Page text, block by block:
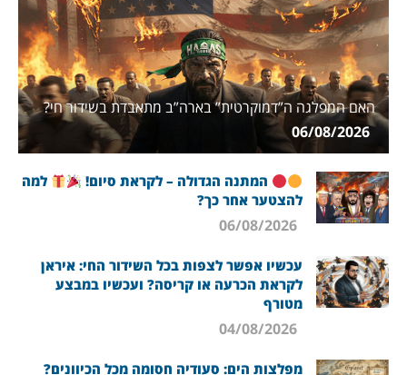
האם המפלגה ה”דמוקרטית” בארה”ב מתאבדת בשידור חי?
06/08/2026
המתנה הגדולה – לקראת סיום!
למה
להצטער אחר כך?
עכשיו אפשר לצפות בכל השידור החי: איראן
לקראת הכרעה או קריסה? ועכשיו במבצע
מטורף
מפלצות הים: סעודיה חסומה מכל הכיוונים?